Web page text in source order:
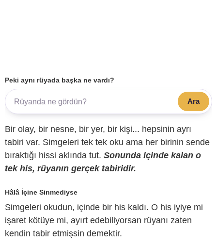
Peki aynı rüyada başka ne vardı?
Ara
Bir olay, bir nesne, bir yer, bir kişi... hepsinin ayrı
tabiri var. Simgeleri tek tek oku ama her birinin sende
bıraktığı hissi aklında tut. Sonunda içinde kalan o
tek his, rüyanın gerçek tabiridir.
Hâlâ İçine Sinmediyse
Simgeleri okudun, içinde bir his kaldı. O his iyiye mi
işaret kötüye mi, ayırt edebiliyorsan rüyanı zaten
kendin tabir etmişsin demektir.